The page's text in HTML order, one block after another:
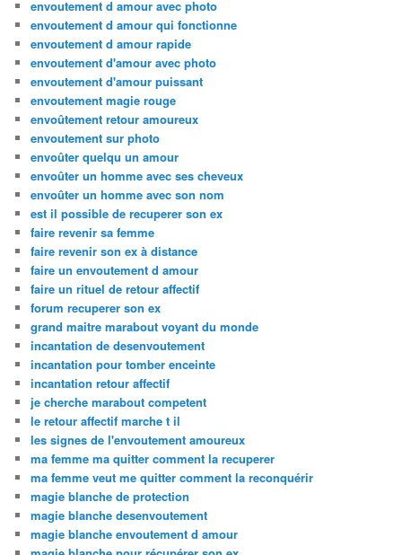
envoutement d amour avec photo
envoutement d amour qui fonctionne
envoutement d amour rapide
envoutement d'amour avec photo
envoutement d'amour puissant
envoutement magie rouge
envoûtement retour amoureux
envoutement sur photo
envoûter quelqu un amour
envoûter un homme avec ses cheveux
envoûter un homme avec son nom
est il possible de recuperer son ex
faire revenir sa femme
faire revenir son ex à distance
faire un envoutement d amour
faire un rituel de retour affectif
forum recuperer son ex
grand maitre marabout voyant du monde
incantation de desenvoutement
incantation pour tomber enceinte
incantation retour affectif
je cherche marabout competent
le retour affectif marche t il
les signes de l'envoutement amoureux
ma femme ma quitter comment la recuperer
ma femme veut me quitter comment la reconquérir
magie blanche de protection
magie blanche desenvoutement
magie blanche envoutement d amour